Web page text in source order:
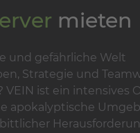
mieten
und gefährliche Welt
Strategie und
VEIN ist ein intensives
apokalyptische